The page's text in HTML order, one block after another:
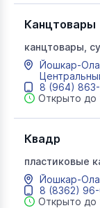
Канцтовары
канцтовары,
Йошкар-
8 (964)
Открыто до
Квадр
пластиковые
пакеты,
Йошкар-
8 (8362)
Открыто до